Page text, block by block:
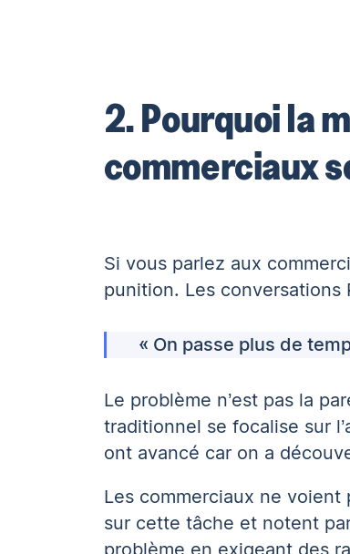
2. Pourquoi la
commerciaux
Si vous parlez aux
punition. Les conversations
« On passe plus de
Le problème n’est pas la
traditionnel se focalise sur
ont avancé car on a
Les commerciaux ne
sur cette tâche et notent
problème en exigeant des